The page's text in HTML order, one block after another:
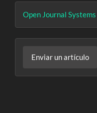
Desarrollado
por
Open Journal Systems
un
artículo
Enviar un artículo